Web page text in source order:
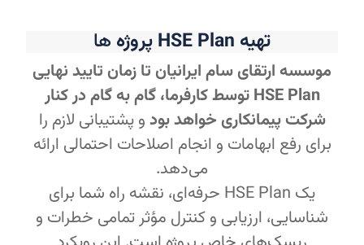
تهیه HSE Plan پروژه ها
موسسه ارتقای سام ایرانیان تا زمان تایید نهایی
HSE Plan توسط کارفرما، گام به گام در کنار
شرکت پیمانکاری خواهد بودو پشتیبانی لازم را
برای رفع ابهامات و انجام اصلاحات احتمالی ارائه
می‌دهد.
یک HSE Plan حرفه‌ای، نقشه راه شما برای
شناسایی، ارزیابی و کنترل مؤثر تمامی خطرات و